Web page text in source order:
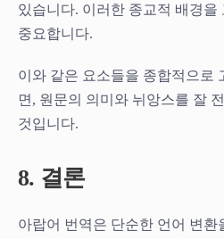
있습니다. 이러한 종교적 배경을
중요합니다.
이와 같은 요소들을 종합적으로
면, 원문의 의미와 뉘앙스를 잘
것입니다.
8. 결론
아랍어 번역은 단순한 언어 변환